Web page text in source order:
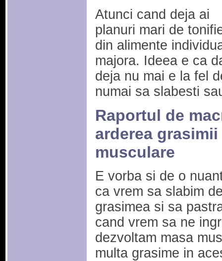
Atunci cand deja ai
planuri mari de
din alimente
majora. Ideea e ca
deja nu mai e la fel
numai sa slabesti
Raportul de
arderea
musculare
E vorba si de o
ca vrem sa slabim
grasimea si sa
cand vrem sa ne
dezvoltam masa
multa grasime in